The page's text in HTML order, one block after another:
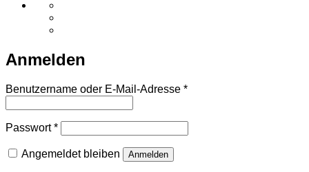
Anmelden
Benutzername oder E-Mail-Adresse *Erforderlich
Passwort*Erforderlich
Angemeldet bleiben Anmelden